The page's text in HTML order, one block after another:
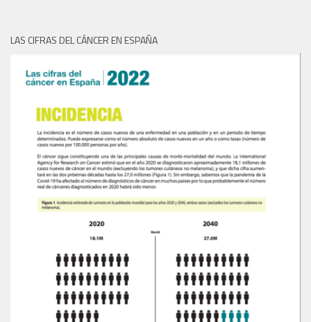
LAS CIFRAS DEL CÁNCER EN ESPAÑA